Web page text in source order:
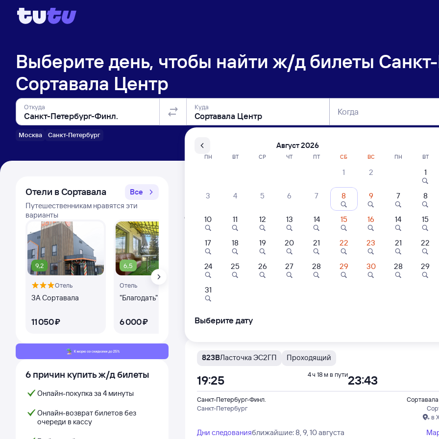
Выберите день, чтобы найти ж/д билеты
Сортавала Центр
Откуда
Москва Санкт-Петербург
Куда Когда
Отели в Сортавала
Все
Путешественникам нравятся эти
варианты
9,2
Отель
3А Сортавала
11 ⁠050 ⁠₽
6,5
Отель
"Благодать"
6 ⁠000 ⁠₽
10
VALORANTA
8 ⁠892 ⁠₽
6 причин купить ж/д билеты
Онлайн-покупка за 4 минуты
Онлайн-возврат билетов без
очереди в кассу
Расписание поездов Санкт-Петербург-Финл.
Расписание поездов Сортавала Центр — Санкт-Петербург-Финл.
Открыта продажа билетов на 5 ноября. Отправление и прибытие по местному
Самый быстрый
821В Ласточка ЭС2ГП Проходящий
Санкт-Петербург-Финл.
Санкт-Петербург
06:15 10:28
Дни следованияближайшие: 8, 9, 10 августа
823ВЛасточка ЭС2ГП Проходящий
Санкт-Петербург-Финл.
Санкт-Петербург
в
19:25 23:43
4 ч 18 м в пути
Дни следованияближайшие: 8, 9, 10 августа
Август 2026
ПН ВТ СР ЧТ ПТ СБ ВС
1 2
3 4 5 6 7 8 9
10 11 12 13 14 15 16
17 18 19 20 21 22 23
24 25 26 27 28 29 30
31
ПН ВТ
1
7 8
14 15
21 22
28 29
Выберите дату